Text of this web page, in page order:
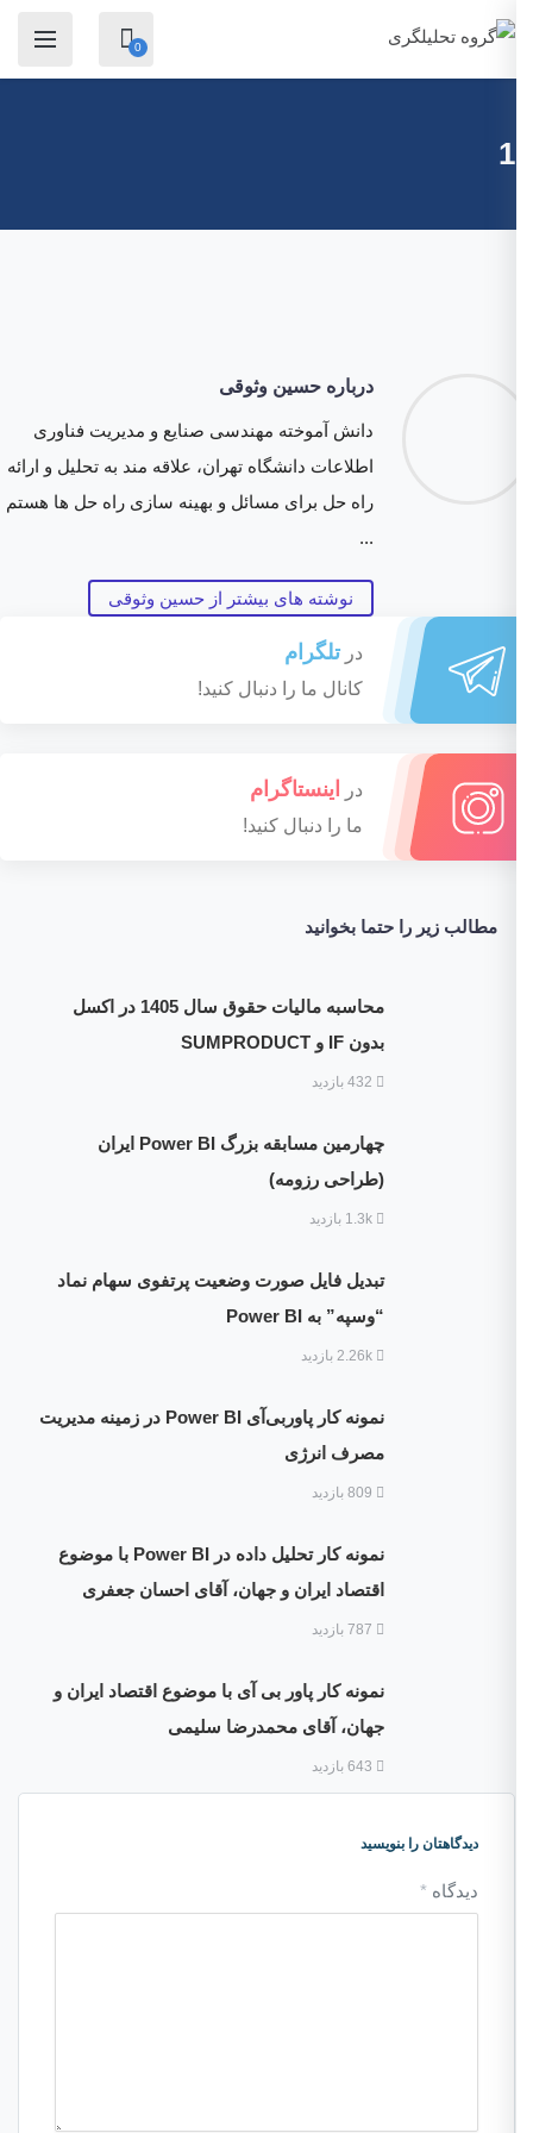
درباره حسین وثوقی
دانش آموخته مهندسی صنایع و مدیریت فناوری
اطلاعات دانشگاه تهران، علاقه مند به تحلیل و ارائه
راه حل برای مسائل و بهینه سازی راه حل ها هستم
نوشته های بیشتر از حسین وثوقی
درتلگرام
کانال ما را دنبال کنید!
دراینستاگرام
ما را دنبال کنید!
مطالب زیر را حتما بخوانید
محاسبه مالیات حقوق سال 1405 در اکسل
بدون IF و SUMPRODUCT
چهارمین مسابقه بزرگ Power BI ایران
(طراحی رزومه)
تبدیل فایل صورت وضعیت پرتفوی سهام نماد
“وسپه” به Power BI
نمونه کار پاوربی‌آی Power BI در زمینه مدیریت
مصرف انرژی
نمونه کار تحلیل داده در Power BI با موضوع
اقتصاد ایران و جهان، آقای احسان جعفری
نمونه کار پاور بی آی با موضوع اقتصاد ایران و
جهان، آقای محمدرضا سلیمی
دیدگاهتان را بنویسید
دیدگاه*